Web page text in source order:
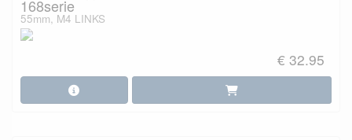
168serie
55mm, M4 LINKS
€ 32.95